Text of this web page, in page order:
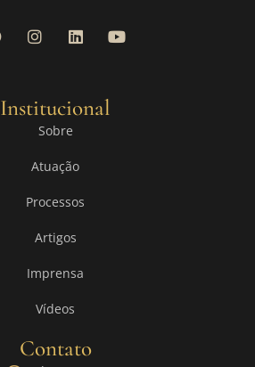
Institucional
Sobre
Atuação
Processos
Artigos
Imprensa
Vídeos
Contato